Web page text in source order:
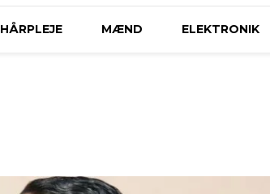
HÅRPLEJE MÆND ELEKTRONIK